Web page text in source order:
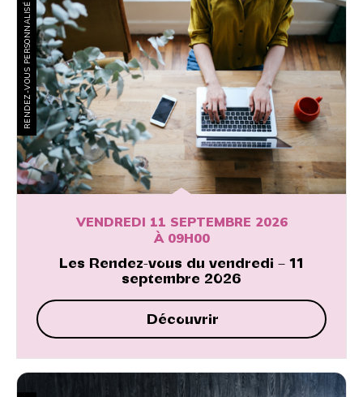
RENDEZ-VOUS PERSONNALISÉ
VENDREDI 11 SEPTEMBRE 2026
À 09H00
Les Rendez-vous du vendredi – 11
septembre 2026
Découvrir